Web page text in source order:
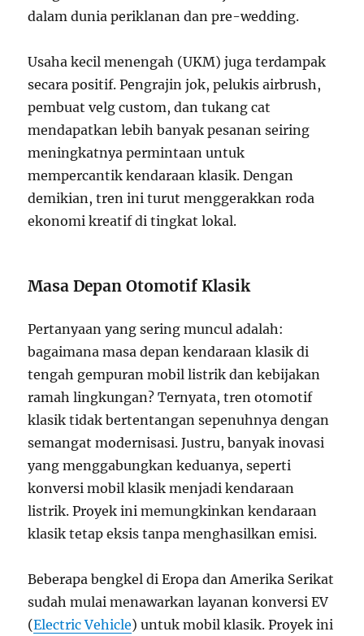
dalam dunia periklanan dan pre-wedding.
Usaha kecil menengah (UKM) juga terdampak
secara positif. Pengrajin jok, pelukis airbrush,
pembuat velg custom, dan tukang cat
mendapatkan lebih banyak pesanan seiring
meningkatnya permintaan untuk
mempercantik kendaraan klasik. Dengan
demikian, tren ini turut menggerakkan roda
ekonomi kreatif di tingkat lokal.
Masa Depan Otomotif Klasik
Pertanyaan yang sering muncul adalah:
bagaimana masa depan kendaraan klasik di
tengah gempuran mobil listrik dan kebijakan
ramah lingkungan? Ternyata, tren otomotif
klasik tidak bertentangan sepenuhnya dengan
semangat modernisasi. Justru, banyak inovasi
yang menggabungkan keduanya, seperti
konversi mobil klasik menjadi kendaraan
listrik. Proyek ini memungkinkan kendaraan
klasik tetap eksis tanpa menghasilkan emisi.
Beberapa bengkel di Eropa dan Amerika Serikat
sudah mulai menawarkan layanan konversi EV
(Electric Vehicle) untuk mobil klasik. Proyek ini